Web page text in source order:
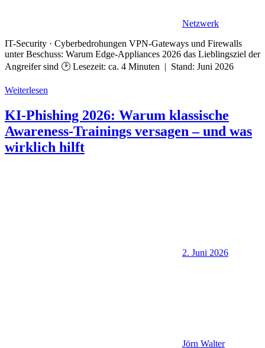
Netzwerk
IT-Security · Cyberbedrohungen VPN-Gateways und Firewalls
unter Beschuss: Warum Edge-Appliances 2026 das Lieblingsziel der
Angreifer sind 🕑 Lesezeit: ca. 4 Minuten | Stand: Juni 2026
Weiterlesen
KI-Phishing 2026: Warum klassische
Awareness-Trainings versagen – und was
wirklich hilft
2. Juni 2026
Jörn Walter